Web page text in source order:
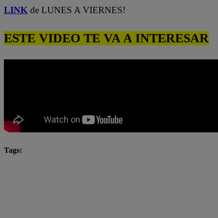
LINK de LUNES A VIERNES!
ESTE VIDEO TE VA A INTERESAR
Tags: